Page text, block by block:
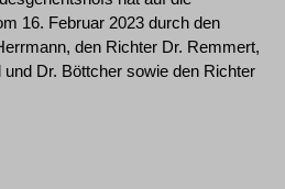
16. Februar 2023 durch den
den Richter Dr. Remmert,
Dr. Böttcher sowie den Richter